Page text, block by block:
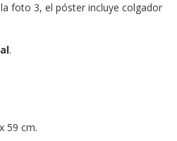
foto 3, el póster incluye colgador
.
59 cm.